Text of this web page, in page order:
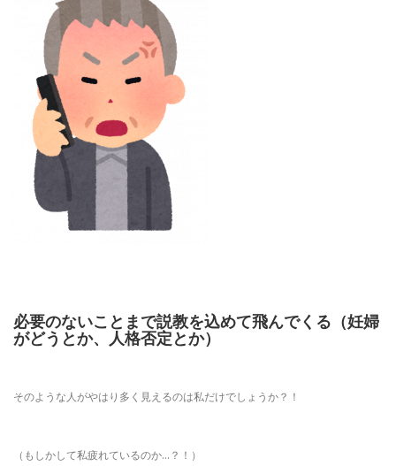
必要のないことまで説教を込めて飛んでくる（妊婦
がどうとか、人格否定とか）
そのような人がやはり多く見えるのは私だけでしょうか？！
（もしかして私疲れているのか…？！）